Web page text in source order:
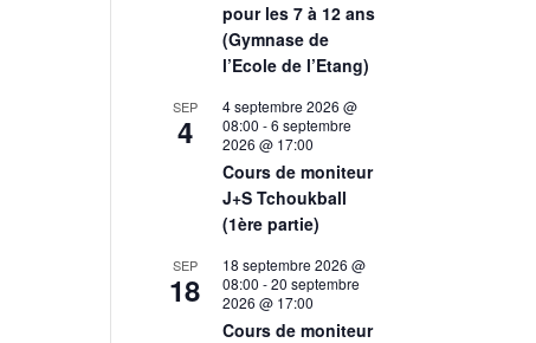
pour les 7 à 12 ans
(Gymnase de
l’Ecole de l’Etang)
SEP
4
4 septembre 2026 @
08:00 -6 septembre
2026 @ 17:00
Cours de moniteur
J+S Tchoukball
(1ère partie)
SEP
18
18 septembre 2026 @
08:00 -20 septembre
2026 @ 17:00
Cours de moniteur